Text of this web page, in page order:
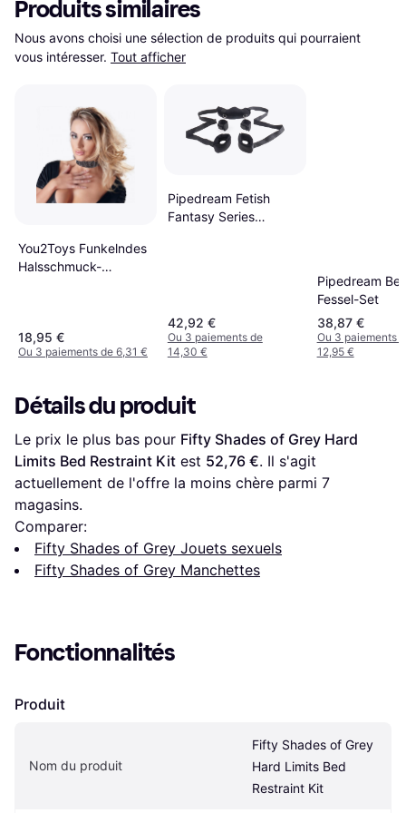
Produits similaires
Nous avons choisi une sélection de produits qui pourraient
vous intéresser. Tout afficher
You2Toys Funkelndes
Halsschmuck-
18,95 €
Ou 3 paiements de 6,31 €
Pipedream Fetish
Fantasy Series
42,92 €
Ou 3 paiements de
14,30 €
Pipedream
Fessel-Set
38,87 €
Ou 3 paiements
12,95 €
Détails du produit
Le prix le plus bas pour Fifty Shades of Grey Hard
Limits Bed Restraint Kit est 52,76 €. Il s'agit
actuellement de l'offre la moins chère parmi 7
magasins.
Comparer:
Fifty Shades of Grey Jouets sexuels
Fifty Shades of Grey Manchettes
Fonctionnalités
Produit
Nom du produit
Fifty Shades of Grey
Hard Limits Bed
Restraint Kit